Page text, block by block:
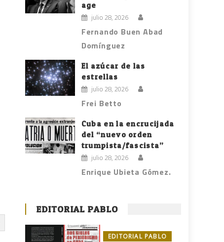
age
julio 28, 2026
Fernando Buen Abad
Domínguez
El azúcar de las
estrellas
julio 28, 2026
Frei Betto
Cuba en la encrucijada
del “nuevo orden
trumpista/fascista”
julio 28, 2026
Enrique Ubieta Gómez.
EDITORIAL PABLO
EDITORIAL PABLO